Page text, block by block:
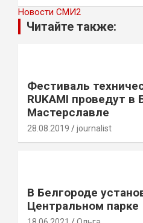
Новости СМИ2
Читайте также:
Фестиваль
RUKAMI проведут в
Мастерславле
28.08.2019 journalist
В Белгороде
Центральном парке